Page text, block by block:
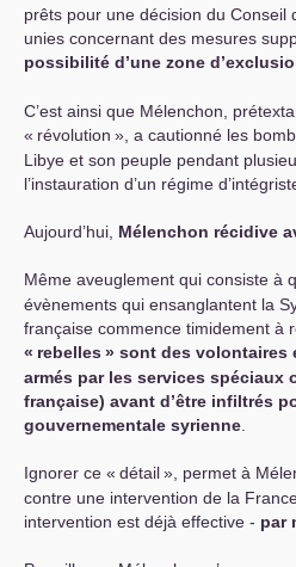
prêts pour une décision du Conseil
unies concernant des mesures
possibilité d’une zone
C’est ainsi que Mélenchon,
« révolution », a cautionné les
Libye et son peuple pendant
l’instauration d’un régime
Aujourd’hui, Mélenchon récidive
Même aveuglement qui consiste à
évènements qui ensanglantent la
française commence timidement à
« rebelles» sont des volontaires
armés par les services spéciaux
française) avant d’être infiltrés
gouvernementale syrienne
Ignorer ce « détail», permet à
contre une intervention de la
intervention est déjà effective - par